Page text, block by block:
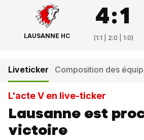
LAUSANNE HC
4:1
(1:1 | 2:0 | 1:0)
Liveticker Composition des
L'acte V en live-ticker
Lausanne est
victoire